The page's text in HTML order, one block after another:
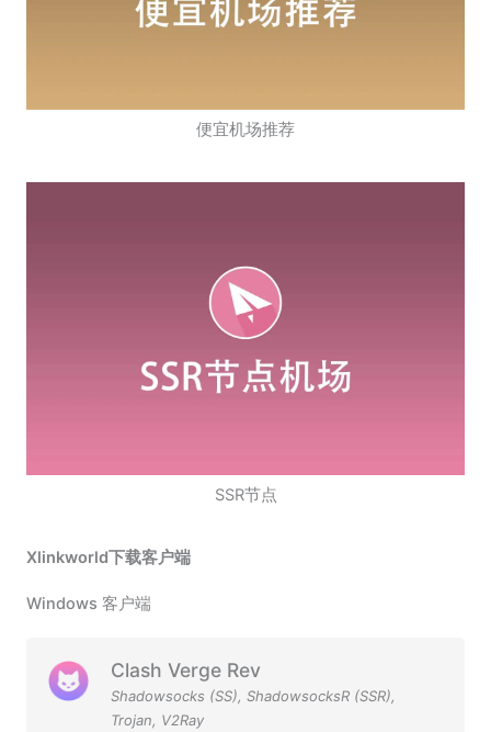
便宜机场推荐
SSR节点
Xlinkworld下载客户端
Windows 客户端
Clash Verge Rev
Shadowsocks (SS), ShadowsocksR (SSR),
Trojan, V2Ray